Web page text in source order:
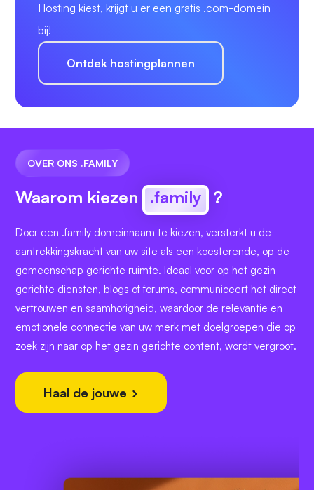
Hosting kiest, krijgt u er een gratis .com-domein
bij!
Ontdek hostingplannen
OVER ONS .FAMILY
Waarom kiezen .family ?
Door een .family domeinnaam te kiezen, versterkt u de
aantrekkingskracht van uw site als een koesterende, op de
gemeenschap gerichte ruimte. Ideaal voor op het gezin
gerichte diensten, blogs of forums, communiceert het direct
vertrouwen en saamhorigheid, waardoor de relevantie en
emotionele connectie van uw merk met doelgroepen die op
zoek zijn naar op het gezin gerichte content, wordt vergroot.
Haal de jouwe